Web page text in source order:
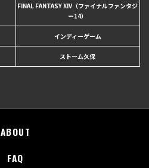
FINAL FANTASY XIV（ファイナルファンタジ
ー14）
インディーゲーム
ストーム久保
ABOUT
FAQ